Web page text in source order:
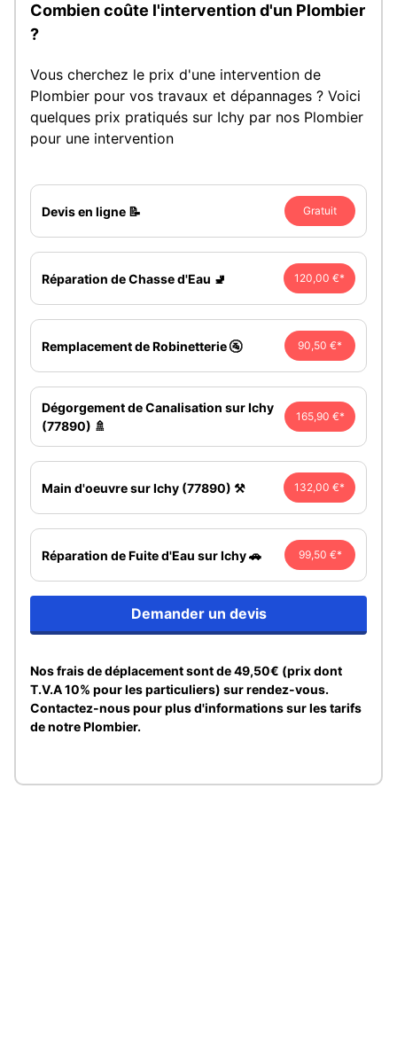
Combien coûte l'intervention d'un Plombier
?
Vous cherchez le prix d'une intervention de
Plombier pour vos travaux et dépannages ? Voici
quelques prix pratiqués sur Ichy par nos Plombier
pour une intervention
Devis en ligne 📝 Gratuit
Réparation de Chasse d'Eau 🚽 120,00 €*
Remplacement de Robinetterie 🚰 90,50 €*
Dégorgement de Canalisation sur Ichy
(77890) 🚿
165,90 €*
Main d'oeuvre sur Ichy (77890) ⚒️ 132,00 €*
Réparation de Fuite d'Eau sur Ichy 🚗 99,50 €*
Demander un devis
Nos frais de déplacement sont de 49,50€ (prix dont
T.V.A 10% pour les particuliers) sur rendez-vous.
Contactez-nous pour plus d'informations sur les tarifs
de notre Plombier.